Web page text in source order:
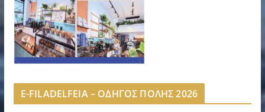
E-FILADELFEIA – ΟΔΗΓΟΣ ΠΟΛΗΣ 2026